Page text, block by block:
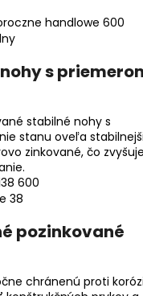
s
stabilné nohy s
stanu oveľa
zinkované, čo
pozinkované
chránenú proti